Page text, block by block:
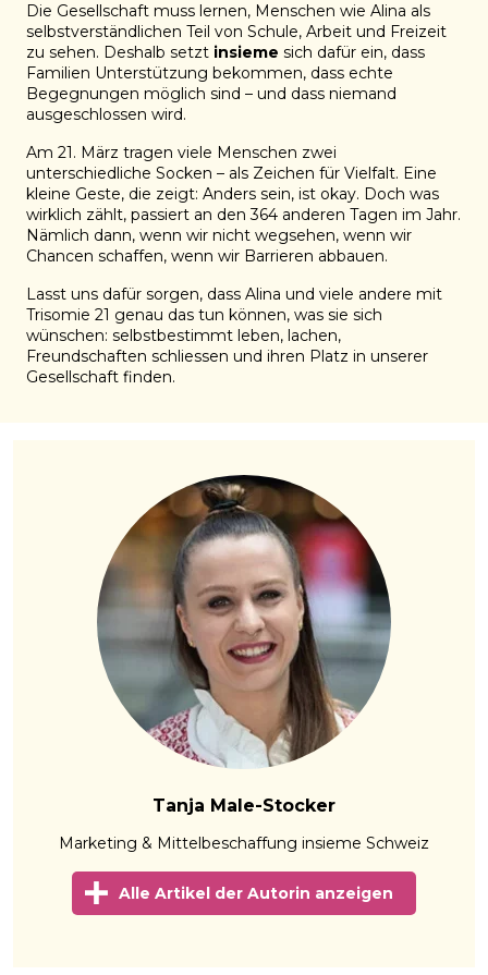
Die Gesellschaft muss lernen, Menschen wie Alina als
selbstverständlichen Teil von Schule, Arbeit und Freizeit
zu sehen. Deshalb setzt insieme sich dafür ein, dass
Familien Unterstützung bekommen, dass echte
Begegnungen möglich sind – und dass niemand
ausgeschlossen wird.
Am 21. März tragen viele Menschen zwei
unterschiedliche Socken – als Zeichen für Vielfalt. Eine
kleine Geste, die zeigt: Anders sein, ist okay. Doch was
wirklich zählt, passiert an den 364 anderen Tagen im Jahr.
Nämlich dann, wenn wir nicht wegsehen, wenn wir
Chancen schaffen, wenn wir Barrieren abbauen.
Lasst uns dafür sorgen, dass Alina und viele andere mit
Trisomie 21 genau das tun können, was sie sich
wünschen: selbstbestimmt leben, lachen,
Freundschaften schliessen und ihren Platz in unserer
Gesellschaft finden.
Tanja Male-Stocker
Marketing & Mittelbeschaffung insieme Schweiz
Alle Artikel der Autorin anzeigen